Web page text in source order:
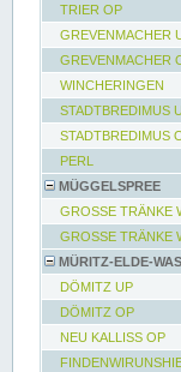
TRIER OP
GREVENMACHER
GREVENMACHER
WINCHERINGEN
STADTBREDIMUS
STADTBREDIMUS
PERL
MÜGGELSPREE
GROSSE TRÄNKE
GROSSE TRÄNKE
MÜRITZ-ELDE-
DÖMITZ UP
DÖMITZ OP
NEU KALLISS OP